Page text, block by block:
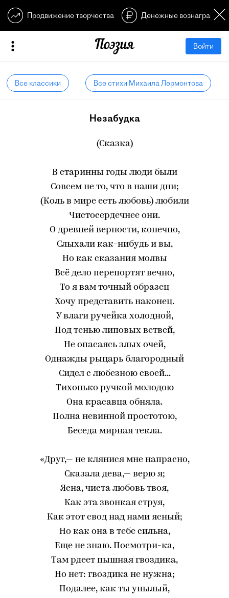
Продвижение творчества Денежные
Войти
Все классики Все стихи Михаила Лермонтова
Незабудка
(Сказка)
В старинны годы люди были
Совсем не то, что в наши дни;
(Коль в мире есть любовь) любили
Чистосердечнее они.
О древней верности, конечно,
Слыхали как-нибудь и вы,
Но как сказания молвы
Всё дело перепортят вечно,
То я вам точный образец
Хочу представить наконец.
У влаги ручейка холодной,
Под тенью липовых ветвей,
Не опасаясь злых очей,
Однажды рыцарь благородный
Сидел с любезною своей...
Тихонько ручкой молодою
Она красавца обняла.
Полна невинной простотою,
Беседа мирная текла.
«Друг,— не клянися мне напрасно,
Сказала дева,— верю я;
Ясна, чиста любовь твоя,
Как эта звонкая струя,
Как этот свод над нами ясный;
Но как она в тебе сильна,
Еще не знаю. Посмотри-ка,
Там рдеет пышная гвоздика,
Но нет: гвоздика не нужна;
Подалее, как ты унылый,